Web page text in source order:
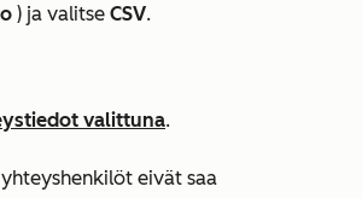
) ja valitse CSV.
valittuna.
eivät saa